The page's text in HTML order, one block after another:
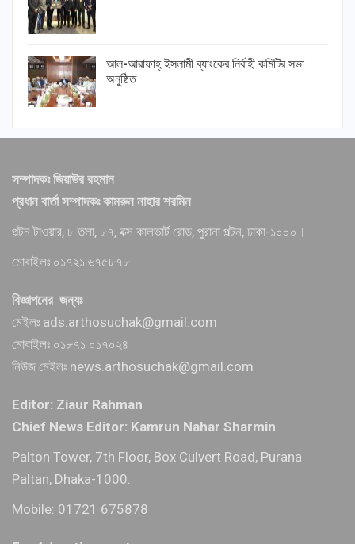
আল-আরাফাহ্ ইসলামী ব্যাংকের নির্বাহী কমিটির সভা
অনুষ্ঠিত
সম্পাদকঃ জিয়াউর রহমান
প্রধান বার্তা সম্পাদকঃ কামরুন নাহার শরমিন
পল্টন টাওয়ার, ৮ তলা, ৮৭, বক্স কালভার্ট রোড, পুরানা পল্টন, ঢাকা-১০০০।
মোবাইলঃ ০১৭২১ ৬৭৫৮৭৮
বিজ্ঞাপনের জন্যঃ
মেইলঃ ads.arthosuchak@gmail.com
মোবাইলঃ ০১৮৭১ ০১৭০২৪
নিউজ মেইলঃ news.arthosuchak@gmail.com
Editor: Ziaur Rahman
Chief News Editor: Kamrun Nahar Sharmin
Palton Tower, 7th Floor, Box Culvert Road, Purana
Paltan, Dhaka-1000.
Mobile: 01721 675878